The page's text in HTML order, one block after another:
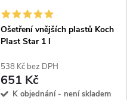
Ošetření vnějších plastů Koch
Plast Star 1 l
538 Kč bez DPH
651 Kč
K objednání - není skladem